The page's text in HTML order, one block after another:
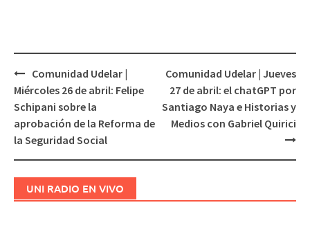
Navegación
de
entradas
Comunidad Udelar |
Miércoles 26 de abril: Felipe
Schipani sobre la
aprobación de la Reforma de
la Seguridad Social
Comunidad Udelar | Jueves
27 de abril: el chatGPT por
Santiago Naya e Historias y
Medios con Gabriel Quirici
UNI RADIO EN VIVO